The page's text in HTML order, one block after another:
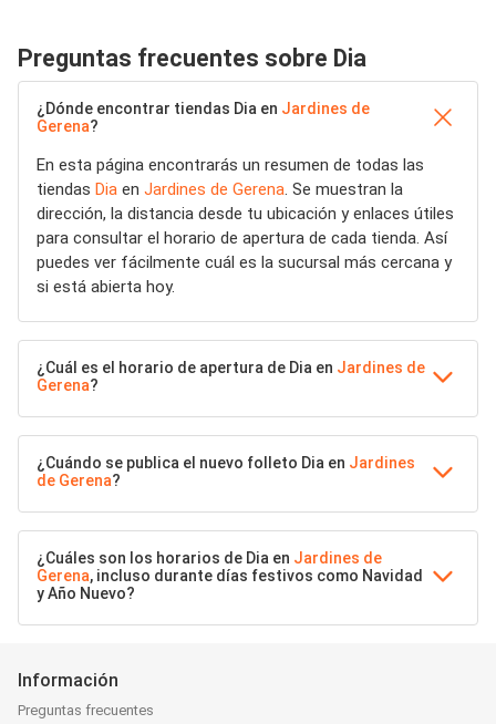
Preguntas frecuentes sobre Dia
¿Dónde encontrar tiendas Dia en Jardines de
Gerena?
En esta página encontrarás un resumen de todas las
tiendas Dia en Jardines de Gerena. Se muestran la
dirección, la distancia desde tu ubicación y enlaces útiles
para consultar el horario de apertura de cada tienda. Así
puedes ver fácilmente cuál es la sucursal más cercana y
si está abierta hoy.
¿Cuál es el horario de apertura de Dia en Jardines de
Gerena?
¿Cuándo se publica el nuevo folleto Dia en Jardines
de Gerena?
¿Cuáles son los horarios de Dia en Jardines de
Gerena, incluso durante días festivos como Navidad
y Año Nuevo?
Información
Preguntas frecuentes